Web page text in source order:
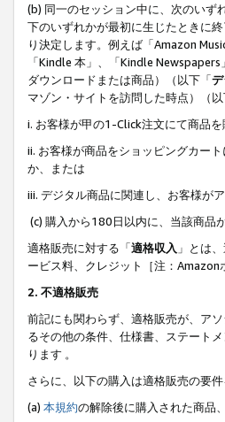
(b) 同一のセッション中に、次のいず
下のいずれかが最初に生じたときに
り決定します。例えば「Amazon
「Kindle 本」、「Kindle
ダウンロードまたは商品）（以下「
マゾン・サイトを訪問した時点）（
i. お客様が甲の1-Click注文にて商品を
ii. お客様が商品をショッピングカー
か、または
iii. デジタル商品に関連し、お客様が
(c) 購入から180日以内に、当該商品
適格販売に対する「適格収入 」とは
ービス料、クレジット［注：
2. 不適格販売
前記にも関わらず、適格販売が、ア
るその他の条件、仕様書、ステート
ります 。
さらに、以下の購入は適格販売の要
(a) 本規約の解除後に購入された商品、